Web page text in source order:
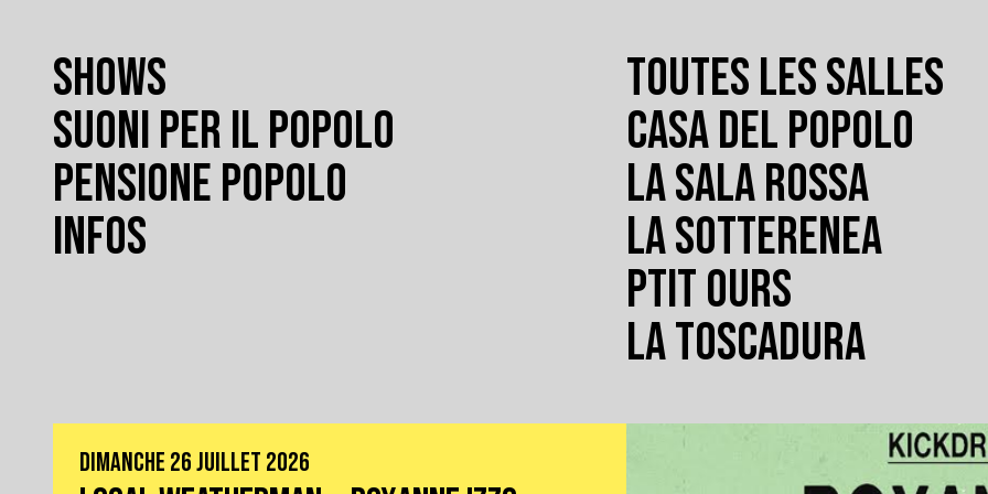
SHOWS
SUONI PER IL POPOLO
PENSIONE POPOLO
INFOS
TOUTES LES SALLES
CASA DEL POPOLO
LA SALA ROSSA
LA SOTTERENEA
PTIT OURS
LA TOSCADURA
DIMANCHE 26 JUILLET 2026